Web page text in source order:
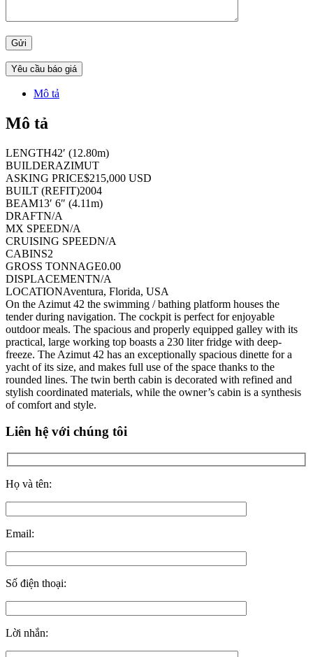
Yêu cầu báo giá
Mô tả
Mô tả
LENGTH42′ (12.80m)
BUILDERAZIMUT
ASKING PRICE$215,000 USD
BUILT (REFIT)2004
BEAM13′ 6″ (4.11m)
DRAFTN/A
MX SPEEDN/A
CRUISING SPEEDN/A
CABINS2
GROSS TONNAGE0.00
DISPLACEMENTN/A
LOCATIONAventura, Florida, USA
On the Azimut 42 the swimming / bathing platform houses the
tender during navigation. The cockpit is perfect for enjoyable
outdoor meals. The spacious and properly equipped galley with its
practical, large working top boasts a 230 liter fridge with deep-
freeze. The Azimut 42 has an exceptionally spacious dinette for a
yacht of its size, and makes full use of the space thanks to the
rounded lines. The twin berth cabin is decorated with refined and
stylish coordinated materials, while the owner’s cabin is a synthesis
of comfort and style.
Liên hệ với chúng tôi
Họ và tên:
Email:
Số điện thoại:
Lời nhắn: